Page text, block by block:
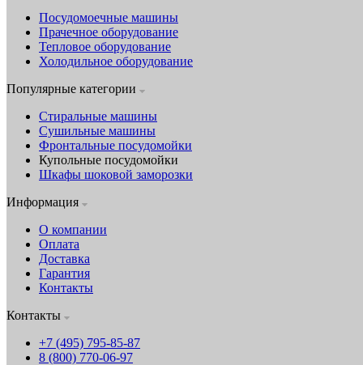
Посудомоечные машины
Прачечное оборудование
Тепловое оборудование
Холодильное оборудование
Популярные категории
Стиральные машины
Сушильные машины
Фронтальные посудомойки
Купольные посудомойки
Шкафы шоковой заморозки
Информация
О компании
Оплата
Доставка
Гарантия
Контакты
Контакты
+7 (495) 795-85-87
8 (800) 770-06-97